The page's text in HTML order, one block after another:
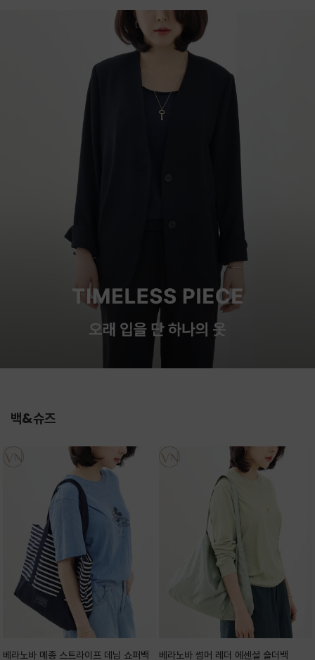
백&슈즈
베라노바 메종 스트라이프 데님 쇼퍼백 베라노바 썸머 레더 에센셜 숄더백